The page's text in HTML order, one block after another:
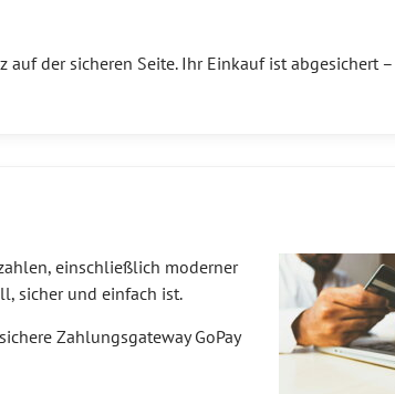
der sicheren Seite. Ihr Einkauf ist abgesichert
einschließlich moderner
sicher und einfach ist.
Zahlungsgateway GoPay